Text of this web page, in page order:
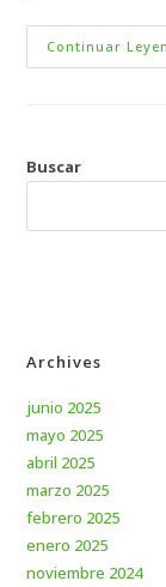
Continuar
Buscar
Archives
junio 2025
mayo 2025
abril 2025
marzo 2025
febrero 2025
enero 2025
noviembre 2024